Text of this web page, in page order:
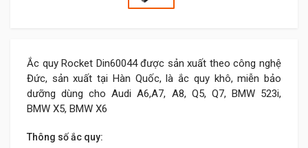
Ắc quy Rocket Din60044 được sản xuất theo công nghệ
Đức, sản xuất tại Hàn Quốc, là ắc quy khô, miễn bảo
dưỡng dùng cho Audi A6,A7, A8, Q5, Q7, BMW 523i,
BMW X5, BMW X6
Thông số ắc quy: